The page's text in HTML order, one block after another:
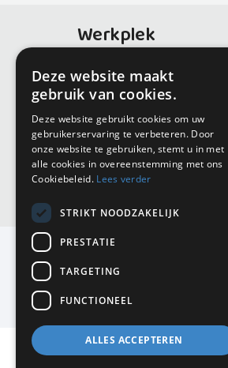
Werkplek
Thuiswerkplek
Zit-Sta bureaus
Directiemeubilair
Akoestiek & Privacy
Tafels
Deze website maakt
gebruik van cookies.
Deze website gebruikt cookies om uw
gebruikerservaring te verbeteren. Door
onze website te gebruiken, stemt u in met
alle cookies in overeenstemming met ons
Cookiebeleid. Lees verder
STRIKT NOODZAKELIJK
PRESTATIE
TARGETING
FUNCTIONEEL
ALLES ACCEPTEREN